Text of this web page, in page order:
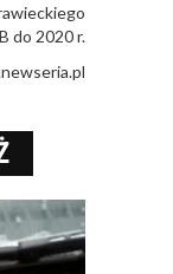
do 2020 r.